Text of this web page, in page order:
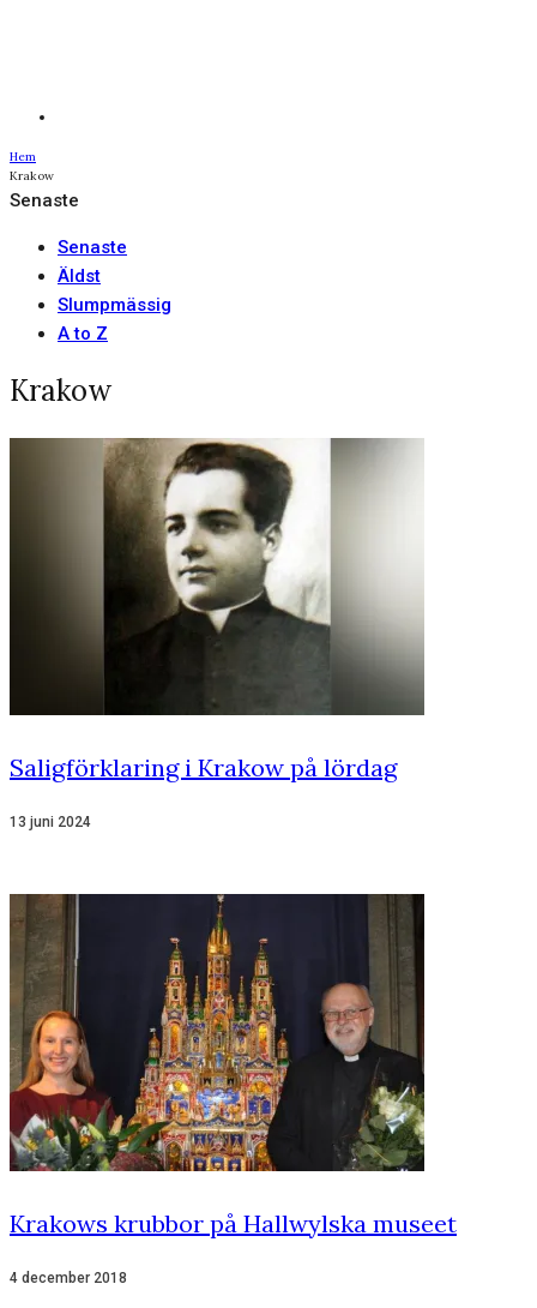
Hem
Krakow
Senaste
Senaste
Äldst
Slumpmässig
A to Z
Krakow
Saligförklaring i Krakow på lördag
13 juni 2024
Krakows krubbor på Hallwylska museet
4 december 2018